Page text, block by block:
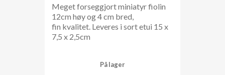
Meget forseggjort miniatyr fiolin
12cm høy og 4 cm bred,
fin kvalitet. Leveres i sort etui 15 x
7,5 x 2,5cm
På lager